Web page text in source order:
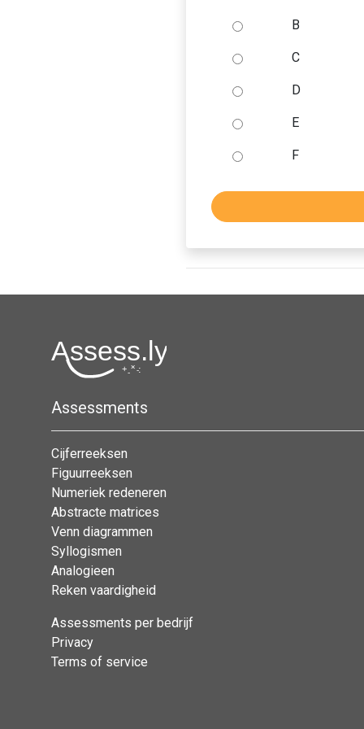
B
C
D
E
F
Assessments
Cijferreeksen
Figuurreeksen
Numeriek redeneren
Abstracte matrices
Venn diagrammen
Syllogismen
Analogieen
Reken vaardigheid
Assessments per bedrijf
Privacy
Terms of service